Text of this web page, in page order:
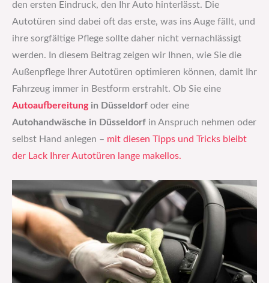
den ersten Eindruck, den Ihr Auto hinterlässt. Die
Autotüren sind dabei oft das erste, was ins Auge fällt, und
ihre sorgfältige Pflege sollte daher nicht vernachlässigt
werden. In diesem Beitrag zeigen wir Ihnen, wie Sie die
Außenpflege Ihrer Autotüren optimieren können, damit Ihr
Fahrzeug immer in Bestform erstrahlt. Ob Sie eine
Autoaufbereitungin Düsseldorf oder eine
Autohandwäsche in Düsseldorf in Anspruch nehmen oder
selbst Hand anlegen – mit diesen Tipps und Tricks bleibt
der Lack Ihrer Autotüren lange makellos.